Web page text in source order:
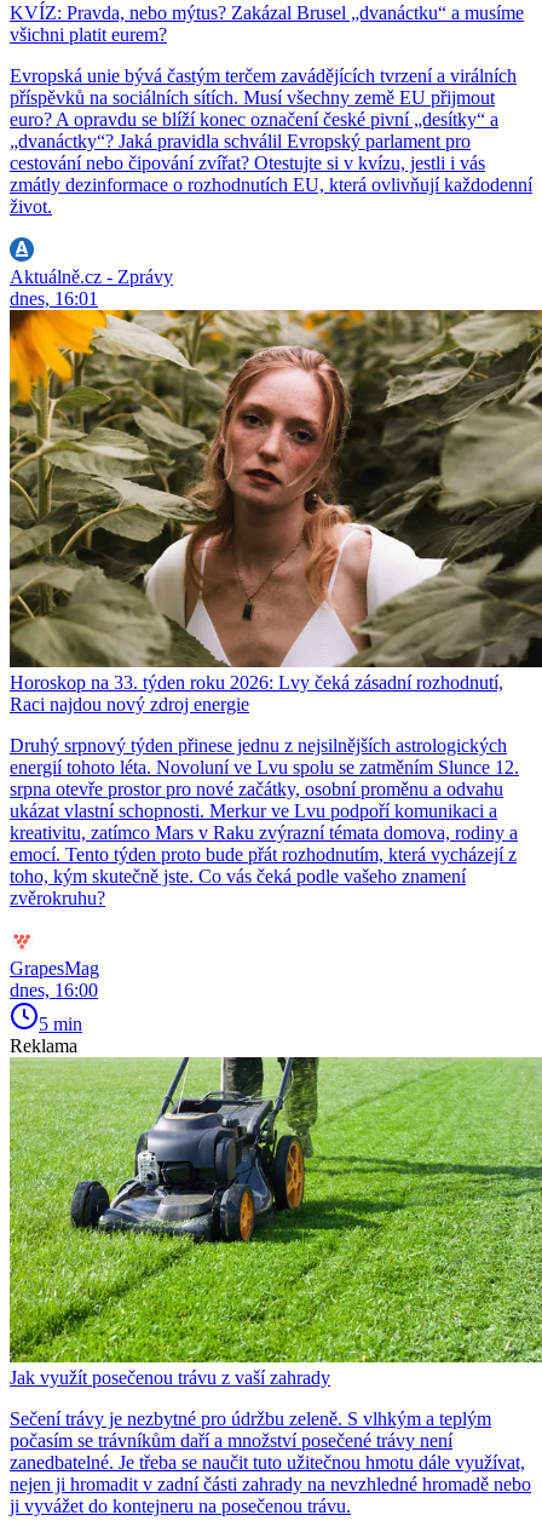
KVÍZ: Pravda, nebo mýtus? Zakázal Brusel „dvanáctku“ a musíme
všichni platit eurem?
Evropská unie bývá častým terčem zavádějících tvrzení a virálních
příspěvků na sociálních sítích. Musí všechny země EU přijmout
euro? A opravdu se blíží konec označení české pivní „desítky“ a
„dvanáctky“? Jaká pravidla schválil Evropský parlament pro
cestování nebo čipování zvířat? Otestujte si v kvízu, jestli i vás
zmátly dezinformace o rozhodnutích EU, která ovlivňují každodenní
život.
Aktuálně.cz - Zprávy
dnes, 16:01
Horoskop na 33. týden roku 2026: Lvy čeká zásadní rozhodnutí,
Raci najdou nový zdroj energie
Druhý srpnový týden přinese jednu z nejsilnějších astrologických
energií tohoto léta. Novoluní ve Lvu spolu se zatměním Slunce 12.
srpna otevře prostor pro nové začátky, osobní proměnu a odvahu
ukázat vlastní schopnosti. Merkur ve Lvu podpoří komunikaci a
kreativitu, zatímco Mars v Raku zvýrazní témata domova, rodiny a
emocí. Tento týden proto bude přát rozhodnutím, která vycházejí z
toho, kým skutečně jste. Co vás čeká podle vašeho znamení
zvěrokruhu?
GrapesMag
dnes, 16:00
5 min
Reklama
Jak využít posečenou trávu z vaší zahrady
Sečení trávy je nezbytné pro údržbu zeleně. S vlhkým a teplým
počasím se trávníkům daří a množství posečené trávy není
zanedbatelné. Je třeba se naučit tuto užitečnou hmotu dále využívat,
nejen ji hromadit v zadní části zahrady na nevzhledné hromadě nebo
ji vyvážet do kontejneru na posečenou trávu.